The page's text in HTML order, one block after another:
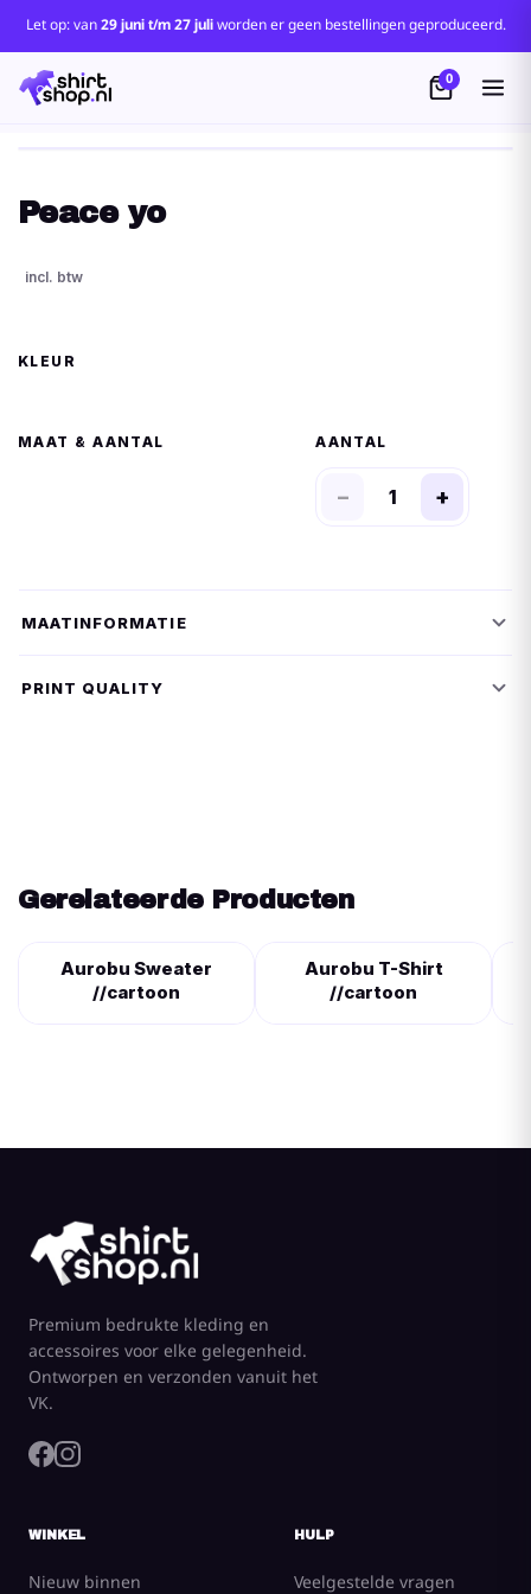
Let op: van29 juni t/m 27 juliworden er geen bestellingen geproduceerd.
0
Peace yo
MAAT
− +
MAATINFORMATIE
PRINT QUALITY
Gerelateerde Producten
Aurobu Sweater
//cartoon
Aurobu T-Shirt
//cartoon
Premium bedrukte kleding en
accessoires voor elke gelegenheid.
Ontworpen en verzonden vanuit het
VK.
WINKEL
Nieuw binnen
HULP
Veelgestelde vragen